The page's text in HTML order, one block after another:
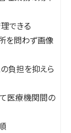
できる
を問わず画像
負担を抑えら
医療機関間の